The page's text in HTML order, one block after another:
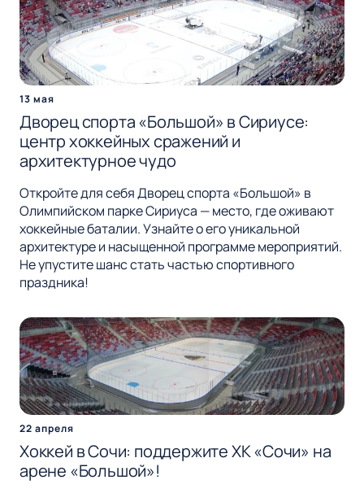
13 мая
Дворец спорта «Большой» в Сириусе:
центр хоккейных сражений и
архитектурное чудо
Откройте для себя Дворец спорта «Большой» в
Олимпийском парке Сириуса — место, где оживают
хоккейные баталии. Узнайте о его уникальной
архитектуре и насыщенной программе мероприятий.
Не упустите шанс стать частью спортивного
праздника!
22 апреля
Хоккей в Сочи: поддержите ХК «Сочи» на
арене «Большой»!